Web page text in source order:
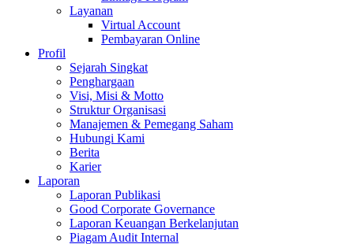
Layanan
Virtual Account
Pembayaran Online
Profil
Sejarah Singkat
Penghargaan
Visi, Misi & Motto
Struktur Organisasi
Manajemen & Pemegang Saham
Hubungi Kami
Berita
Karier
Laporan
Laporan Publikasi
Good Corporate Governance
Laporan Keuangan Berkelanjutan
Piagam Audit Internal